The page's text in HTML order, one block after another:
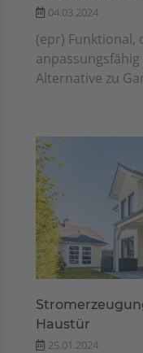
04.03.2024
(epr) Funktional,
Alternative zu
Haustür
25.01.2024